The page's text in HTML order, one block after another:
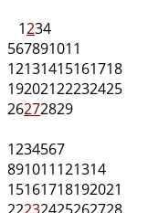
1234
567891011
12131415161718
19202122232425
26272829
1234567
891011121314
15161718192021